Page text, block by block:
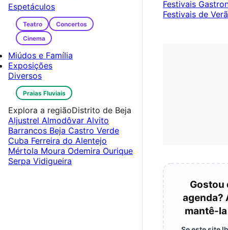
Festivais
Festivais de
Gostou
agenda?
mantê-
Espetáculos
Teatro
Concertos
Cinema
Miúdos e Família
Exposições
Diversos
Praias Fluviais
Explora a regiãoDistrito de Beja
Aljustrel Almodôvar Alvito
Barrancos Beja Castro Verde
Cuba Ferreira do Alentejo
Mértola Moura Odemira Ourique
Serpa Vidigueira